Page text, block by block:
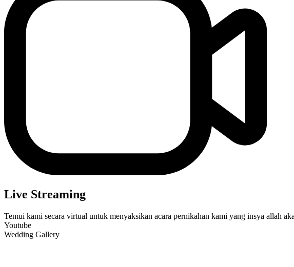
Live Streaming
Temui kami secara virtual untuk menyaksikan acara pernikahan kami yang insya allah
Youtube
Wedding Gallery